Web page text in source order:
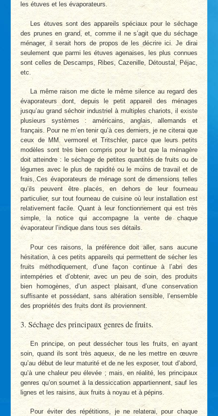
les étuves et les évaporateurs.
Les étuves sont des appareils spéciaux pour le séchage
des prunes en grand, et, comme il ne s’agit que du séchage
ménager, il serait hors de propos de les décrire ici. Je dirai
seulement que parmi les étuves agenaises, les plus connues
sont celles de Descamps, Ribes, Cazenille, Détoustal, Péjac,
etc.
La même raison me dicte le même silence au regard des
évaporateurs dont, depuis le petit appareil des ménages
jusqu’au grand séchoir industriel à multiples chariots, il existe
plusieurs systèmes : américains, anglais, allemands et
français. Pour ne m’en tenir qu’à ces derniers, je ne citerai que
ceux de MM. vermorel et Tritschler, parce que leurs petits
modèles sont très bien compris pour le but que la ménagère
doit atteindre : le séchage de petites quantités de fruits ou de
légumes avec le plus de rapidité ou le moins de travail et de
frais,.Ces évaporateurs de ménage sont de dimensions telles
qu’ils peuvent être placés, en dehors de leur fourneau
particulier, sur tout fourneau de cuisine où leur installation est
relativement facile. Quant à leur fonctionnement qui est très
simple, la notice qui accompagne la vente de chaque
évaporateur l’indique dans tous ses détails.
Pour ces raisons, la préférence doit aller, sans aucune
hésitation, à ces petits appareils qui permettent de sécher les
fruits méthodiquement, d’une façon continue à l’abri des
intempéries et d’obtenir, avec un peu de soin, des produits
bien homogènes, d’un aspect plaisant, d’une conservation
suffisante et possédant, sans altération sensible, l’ensemble
des propriétés des fruits dont ils proviennent.
3. Séchage des principaux genres de fruits.
En principe, on peut dessécher tous les fruits, en ayant
soin, quand ils sont très aqueux, de ne les mettre en œuvre
qu’au début de leur maturité et de ne les exposer, tout d’abord,
qu’à une chaleur peu élevée ; mais, en réalité, les principaux
genres qu’on soumet à la dessiccation appartiennent, sauf les
lignes et les raisins, aux fruits à noyau et à pépins.
Pour éviter des répétitions, je ne relaterai, pour chaque